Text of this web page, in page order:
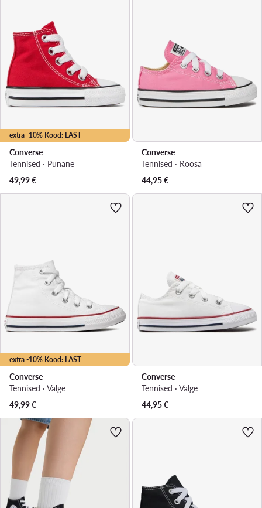
extra -10% Kood: LAST
Converse
Tennised · Punane
49,99€
Converse
Tennised · Roosa
44,95€
extra -10% Kood: LAST
Converse
Tennised · Valge
49,99€
Converse
Tennised · Valge
44,95€